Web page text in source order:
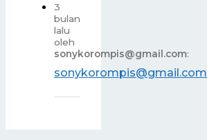
3
bulan
lalu
oleh
sonykorompis@gmail.com:
sonykorompis@gmail.com